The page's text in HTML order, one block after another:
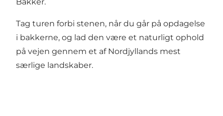
Tag turen forbi stenen, når du går på opdagelse
i bakkerne, og lad den være et naturligt ophold
på vejen gennem et af Nordjyllands mest
særlige landskaber.